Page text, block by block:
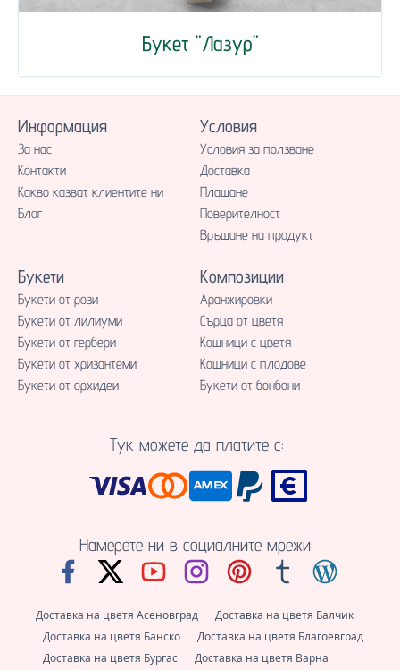
Букет "Лазур"
Информация
За нас
Контакти
Какво казват клиентите ни
Блог
Условия
Условия за ползване
Доставка
Плащане
Поверителност
Връщане на продукт
Букети
Букети от рози
Букети от лилиуми
Букети от гербери
Букети от хризантеми
Букети от орхидеи
Композиции
Аранжировки
Сърца от цветя
Кошници с цветя
Кошници с плодове
Букети от бонбони
Тук можете да платите с:
Намерете ни в социалните мрежи:
Доставка на цветя Асеновград
Доставка на цветя Балчик
Доставка на цветя Банско
Доставка на цветя Благоевград
Доставка на цветя Бургас
Доставка на цветя Варна